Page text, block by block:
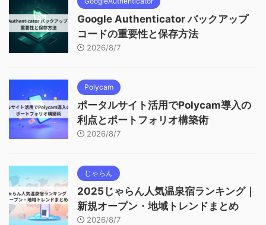
Google Authenticator バックアップ
コードの重要性と保存方法
2026/8/7
Polycam
ポータルサイト活用でPolycam導入の
利点とポートフォリオ構築術
2026/8/7
じゃらん
2025じゃらん人気温泉宿ランキング｜
新規オープン・地域トレンドまとめ
2026/8/7